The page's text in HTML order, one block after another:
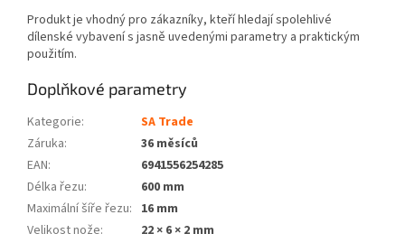
Produkt je vhodný pro zákazníky, kteří hledají spolehlivé
dílenské vybavení s jasně uvedenými parametry a praktickým
použitím.
Doplňkové parametry
Kategorie:
SA Trade
Záruka:
36 měsíců
EAN:
6941556254285
Délka řezu:
600 mm
Maximální šíře řezu: 16 mm
Velikost nože:
22 × 6 × 2 mm